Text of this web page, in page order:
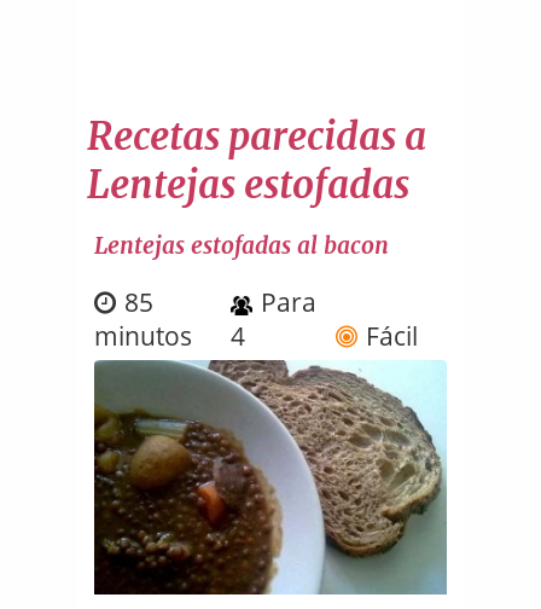
Recetas parecidas a
Lentejas estofadas
Lentejas estofadas al bacon
85
minutos
Para
4
Fácil